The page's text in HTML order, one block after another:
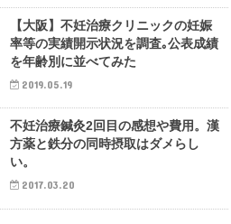
【大阪】不妊治療クリニックの妊娠
率等の実績開示状況を調査｡公表成績
を年齢別に並べてみた
2019.05.19
不妊治療鍼灸2回目の感想や費用。漢
方薬と鉄分の同時摂取はダメらし
い。
2017.03.20